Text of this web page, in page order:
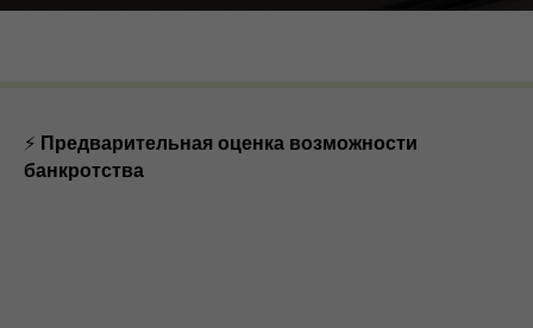
⚡ Предварительная оценка возможности
банкротства